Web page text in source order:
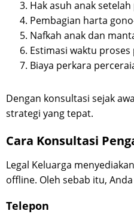
Hak asuh anak
Pembagian harta
Nafkah anak dan
Estimasi waktu
Biaya perkara
Dengan konsultasi sejak
strategi yang tepat.
Cara Konsultasi
Legal Keluarga
offline. Oleh sebab itu,
Telepon